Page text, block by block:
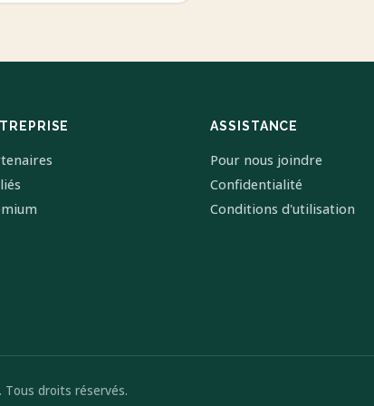
ASSISTANCE
Pour nous joindre
Confidentialité
Conditions d'utilisation
droits réservés.